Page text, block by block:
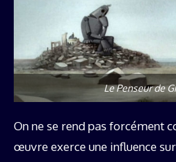
Le Penseur de
On ne se rend pas forcément
œuvre exerce une influence